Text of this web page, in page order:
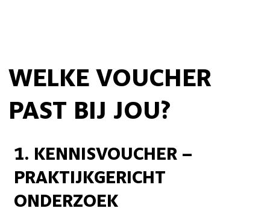
WELKE VOUCHER
PAST BIJ JOU?
1. KENNISVOUCHER –
PRAKTIJKGERICHT
ONDERZOEK